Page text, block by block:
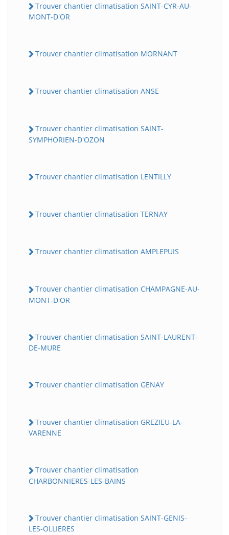
Trouver chantier climatisation SAINT-CYR-AU-
MONT-D'OR
Trouver chantier climatisation MORNANT
Trouver chantier climatisation ANSE
Trouver chantier climatisation SAINT-
SYMPHORIEN-D'OZON
Trouver chantier climatisation LENTILLY
Trouver chantier climatisation TERNAY
Trouver chantier climatisation AMPLEPUIS
Trouver chantier climatisation CHAMPAGNE-AU-
MONT-D'OR
Trouver chantier climatisation SAINT-LAURENT-
DE-MURE
Trouver chantier climatisation GENAY
Trouver chantier climatisation GREZIEU-LA-
VARENNE
Trouver chantier climatisation
CHARBONNIERES-LES-BAINS
Trouver chantier climatisation SAINT-GENIS-
LES-OLLIERES